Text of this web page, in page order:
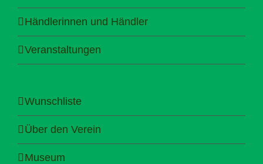
Händlerinnen und Händler
Veranstaltungen
Wunschliste
Über den Verein
Museum